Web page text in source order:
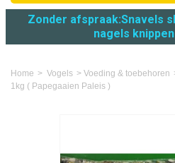
Zonder afspraak:Snavels
nagels
Home > Vogels > Voeding & toebehoren
1kg ( Papegaaien Paleis )